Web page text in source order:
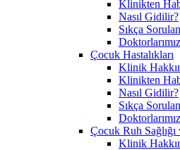
Klinikten
Nasıl Gidilir?
Sıkça
Doktorlarımız
Çocuk Hastalıkları
Klinik
Klinikten
Nasıl Gidilir?
Sıkça
Doktorlarımız
Çocuk Ruh Sağlığı
Klinik